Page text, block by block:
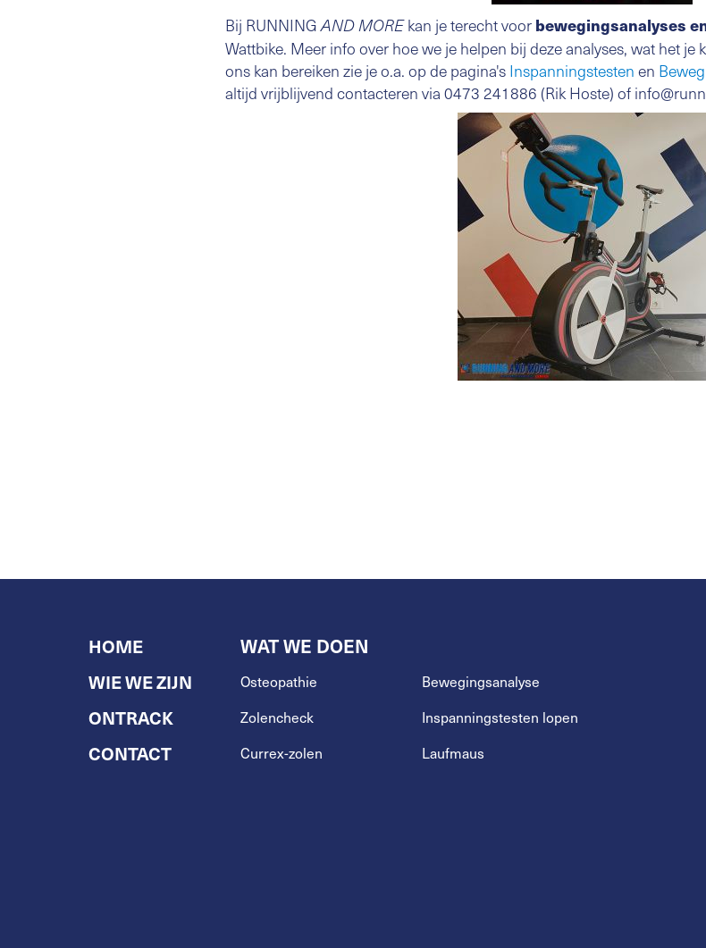
Bij RUNNINGAND MOREkan je terecht voorbewegingsanalyses
Wattbike. Meer info over hoe we je helpen bij deze analyses, wat het je
ons kan bereiken zie je o.a. op de pagina'sInspanningstestenen
altijd vrijblijvend contacteren via 0473 241886 (Rik Hoste) of
HOME
WIE WE ZIJN
ONTRACK
CONTACT
WAT WE DOEN
Osteopathie
Bewegingsanalyse
Zolencheck
Inspanningstesten lopen
Currex-zolen
Laufmaus